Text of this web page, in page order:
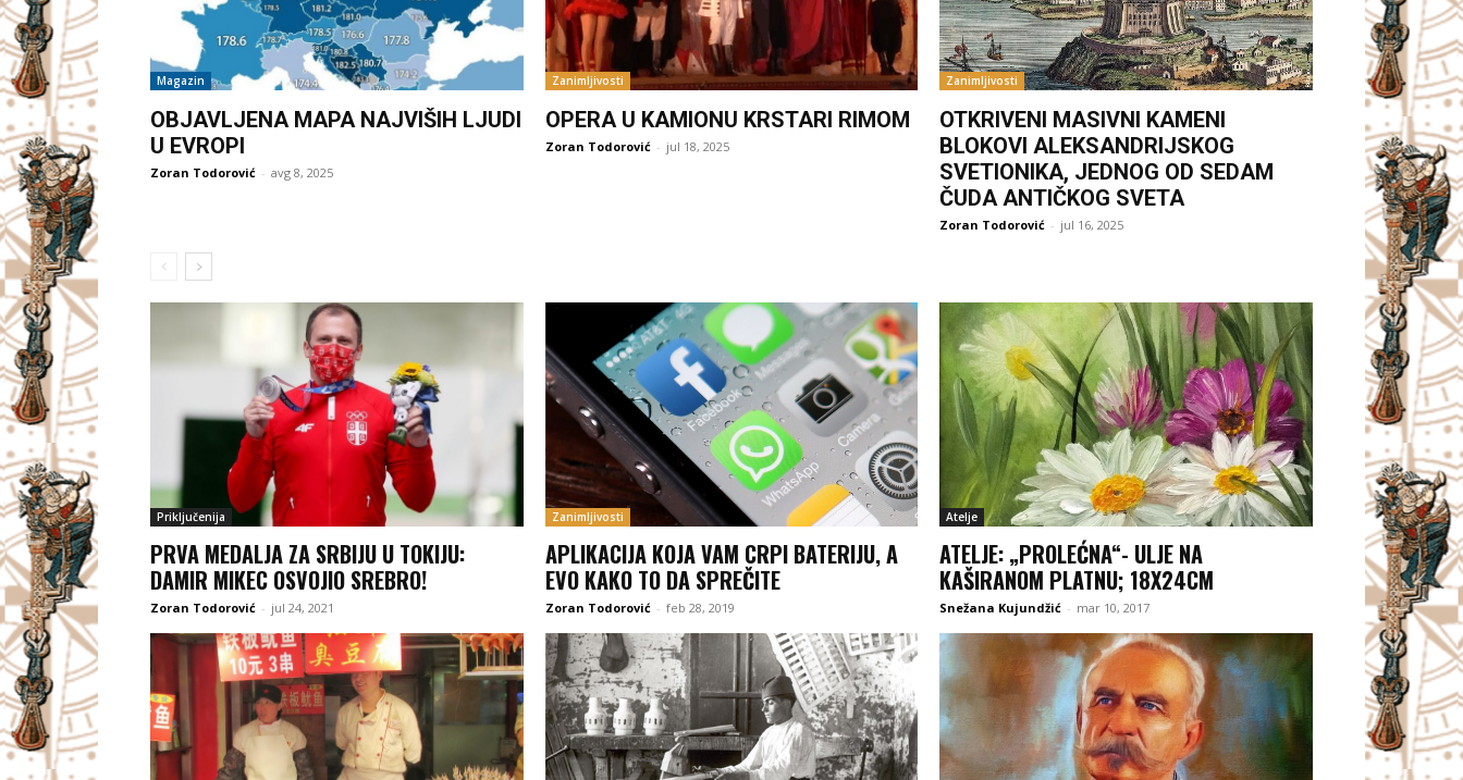
Magazin
OBJAVLJENA MAPA NAJVIŠIH LJUDI
U EVROPI
Zoran Todorović - avg 8, 2025
Zanimljivosti
OPERA U KAMIONU KRSTARI RIMOM
Zoran Todorović - jul 18, 2025
Zanimljivosti
OTKRIVENI MASIVNI KAMENI
BLOKOVI ALEKSANDRIJSKOG
SVETIONIKA, JEDNOG OD SEDAM
ČUDA ANTIČKOG SVETA
Zoran Todorović - jul 16, 2025
Priključenija
PRVA MEDALJA ZA SRBIJU U TOKIJU:
DAMIR MIKEC OSVOJIO SREBRO!
Zoran Todorović - jul 24, 2021
Zanimljivosti
APLIKACIJA KOJA VAM CRPI BATERIJU, A
EVO KAKO TO DA SPREČITE
Zoran Todorović - feb 28, 2019
Atelje
ATELJE: „PROLEĆNA“- ULJE NA
KAŠIRANOM PLATNU; 18X24CM
Snežana Kujundžić - mar 10, 2017